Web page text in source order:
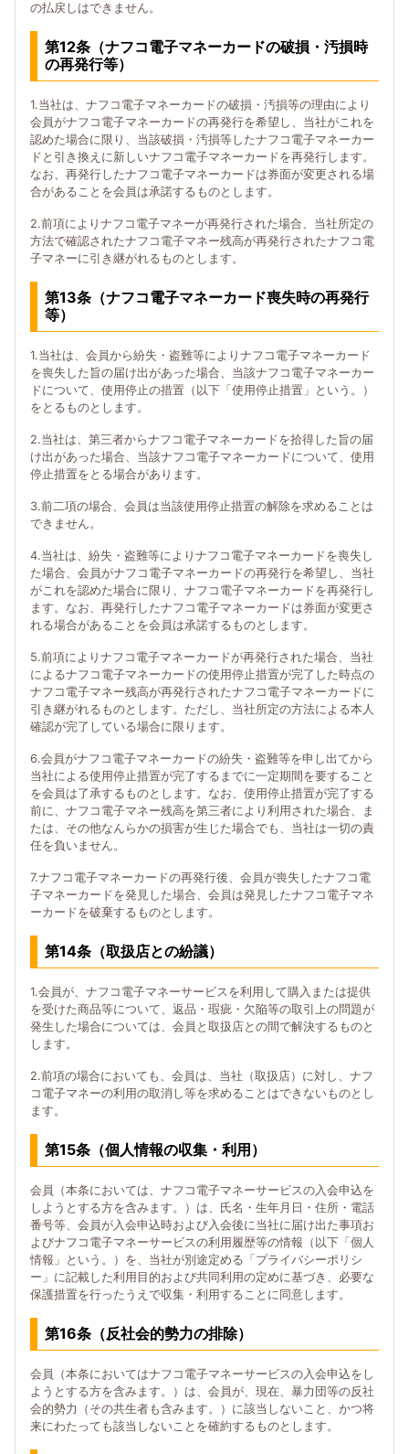
の払戻しはできません。
第12条（ナフコ電子マネーカードの破損・汚損時
の再発行等）
1.当社は、ナフコ電子マネーカードの破損・汚損等の理由により
会員がナフコ電子マネーカードの再発行を希望し、当社がこれを
認めた場合に限り、当該破損・汚損等したナフコ電子マネーカー
ドと引き換えに新しいナフコ電子マネーカードを再発行します。
なお、再発行したナフコ電子マネーカードは券面が変更される場
合があることを会員は承諾するものとします。
2.前項によりナフコ電子マネーが再発行された場合、当社所定の
方法で確認されたナフコ電子マネー残高が再発行されたナフコ電
子マネーに引き継がれるものとします。
第13条（ナフコ電子マネーカード喪失時の再発行
等）
1.当社は、会員から紛失・盗難等によりナフコ電子マネーカード
を喪失した旨の届け出があった場合、当該ナフコ電子マネーカー
ドについて、使用停止の措置（以下「使用停止措置」という。）
をとるものとします。
2.当社は、第三者からナフコ電子マネーカードを拾得した旨の届
け出があった場合、当該ナフコ電子マネーカードについて、使用
停止措置をとる場合があります。
3.前二項の場合、会員は当該使用停止措置の解除を求めることは
できません。
4.当社は、紛失・盗難等によりナフコ電子マネーカードを喪失し
た場合、会員がナフコ電子マネーカードの再発行を希望し、当社
がこれを認めた場合に限り、ナフコ電子マネーカードを再発行し
ます。なお、再発行したナフコ電子マネーカードは券面が変更さ
れる場合があることを会員は承諾するものとします。
5.前項によりナフコ電子マネーカードが再発行された場合、当社
によるナフコ電子マネーカードの使用停止措置が完了した時点の
ナフコ電子マネー残高が再発行されたナフコ電子マネーカードに
引き継がれるものとします。ただし、当社所定の方法による本人
確認が完了している場合に限ります。
6.会員がナフコ電子マネーカードの紛失・盗難等を申し出てから
当社による使用停止措置が完了するまでに一定期間を要すること
を会員は了承するものとします。なお、使用停止措置が完了する
前に、ナフコ電子マネー残高を第三者により利用された場合、ま
たは、その他なんらかの損害が生じた場合でも、当社は一切の責
任を負いません。
7.ナフコ電子マネーカードの再発行後、会員が喪失したナフコ電
子マネーカードを発見した場合、会員は発見したナフコ電子マネ
ーカードを破棄するものとします。
第14条（取扱店との紛議）
1.会員が、ナフコ電子マネーサービスを利用して購入または提供
を受けた商品等について、返品・瑕疵・欠陥等の取引上の問題が
発生した場合については、会員と取扱店との間で解決するものと
します。
2.前項の場合においても、会員は、当社（取扱店）に対し、ナフ
コ電子マネーの利用の取消し等を求めることはできないものとし
ます。
第15条（個人情報の収集・利用）
会員（本条においては、ナフコ電子マネーサービスの入会申込を
しようとする方を含みます。）は、氏名・生年月日・住所・電話
番号等、会員が入会申込時および入会後に当社に届け出た事項お
よびナフコ電子マネーサービスの利用履歴等の情報（以下「個人
情報」という。）を、当社が別途定める「プライバシーポリシ
ー」に記載した利用目的および共同利用の定めに基づき、必要な
保護措置を行ったうえで収集・利用することに同意します。
第16条（反社会的勢力の排除）
会員（本条においてはナフコ電子マネーサービスの入会申込をし
ようとする方を含みます。）は、会員が、現在、暴力団等の反社
会的勢力（その共生者も含みます。）に該当しないこと、かつ将
来にわたっても該当しないことを確約するものとします。